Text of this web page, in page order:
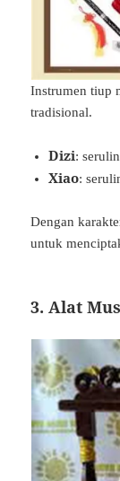
Instrumen tiup
tradisional.
Dizi:
Xiao:
Dengan
untuk
3. Alat